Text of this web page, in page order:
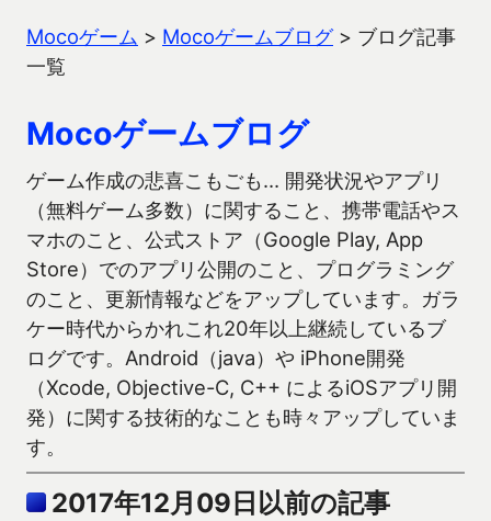
Mocoゲーム > Mocoゲームブログ> ブログ記事
一覧
Mocoゲームブログ
ゲーム作成の悲喜こもごも… 開発状況やアプリ
（無料ゲーム多数）に関すること、携帯電話やス
マホのこと、公式ストア（Google Play, App
Store）でのアプリ公開のこと、プログラミング
のこと、更新情報などをアップしています。ガラ
ケー時代からかれこれ20年以上継続しているブ
ログです。Android（java）や iPhone開発
（Xcode, Objective-C, C++ によるiOSアプリ開
発）に関する技術的なことも時々アップしていま
す。
2017年12月09日以前の記事